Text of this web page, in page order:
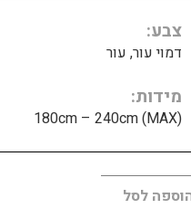
צבע
דמוי עור, עור
מידות
180cm – 240cm (MAX)
לסל